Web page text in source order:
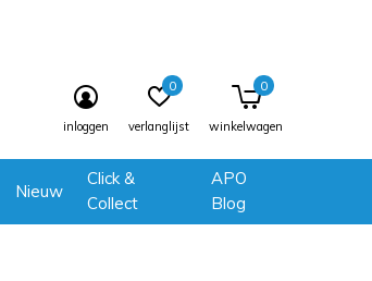
Nieuw
Click &
Collect
APO
Blog
inloggen verlanglijst
0
winkelwagen
0